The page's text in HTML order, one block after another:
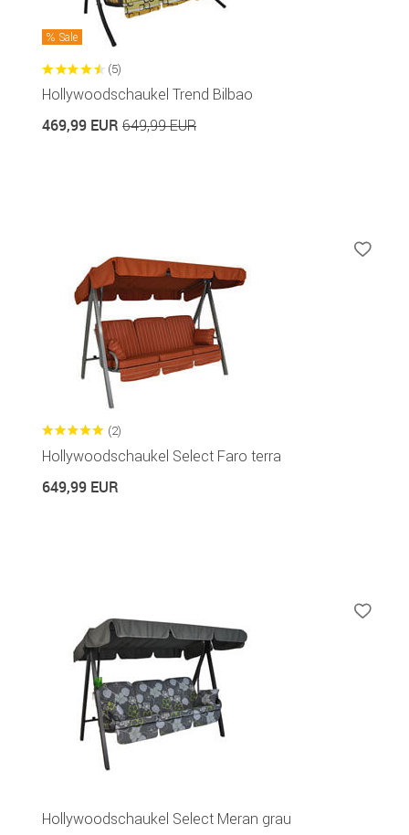
Sale
(5)
Hollywoodschaukel Trend Bilbao
469,99 EUR 649,99 EUR
(2)
Hollywoodschaukel Select Faro terra
649,99 EUR
Hollywoodschaukel Select Meran grau